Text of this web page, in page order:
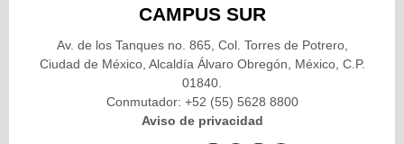
CAMPUS SUR
Av. de los Tanques no. 865, Col. Torres de Potrero,
Ciudad de México, Alcaldía Álvaro Obregón, México, C.P.
01840.
Conmutador: +52 (55) 5628 8800
Aviso de privacidad